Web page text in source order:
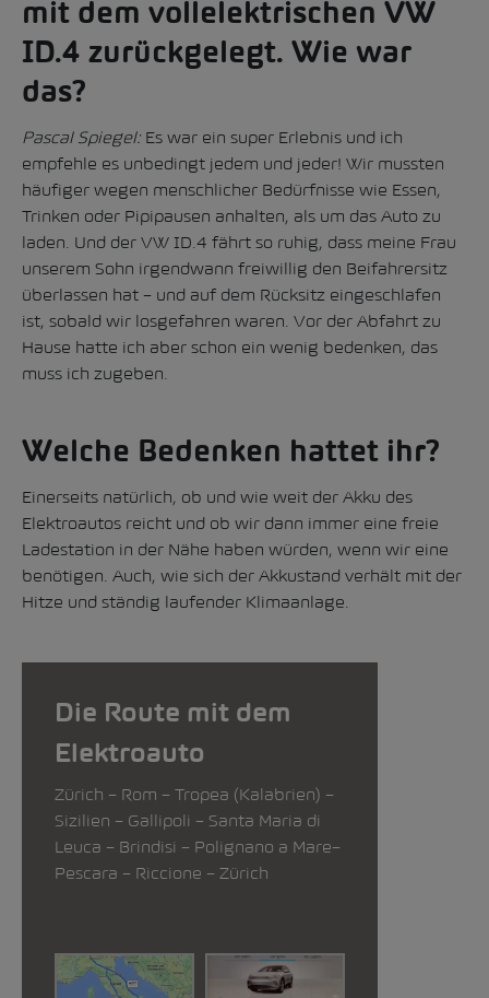
mit dem vollelektrischen VW
ID.4 zurückgelegt. Wie war
das?
Pascal Spiegel: Es war ein super Erlebnis und ich
empfehle es unbedingt jedem und jeder! Wir mussten
häufiger wegen menschlicher Bedürfnisse wie Essen,
Trinken oder Pipipausen anhalten, als um das Auto zu
laden. Und der VW ID.4 fährt so ruhig, dass meine Frau
unserem Sohn irgendwann freiwillig den Beifahrersitz
überlassen hat – und auf dem Rücksitz eingeschlafen
ist, sobald wir losgefahren waren. Vor der Abfahrt zu
Hause hatte ich aber schon ein wenig bedenken, das
muss ich zugeben.
Welche Bedenken hattet ihr?
Einerseits natürlich, ob und wie weit der Akku des
Elektroautos reicht und ob wir dann immer eine freie
Ladestation in der Nähe haben würden, wenn wir eine
benötigen. Auch, wie sich der Akkustand verhält mit der
Hitze und ständig laufender Klimaanlage.
Die Route mit dem
Elektroauto
Zürich – Rom – Tropea (Kalabrien) –
Sizilien – Gallipoli – Santa Maria di
Leuca – Brindisi – Polignano a Mare–
Pescara – Riccione – Zürich